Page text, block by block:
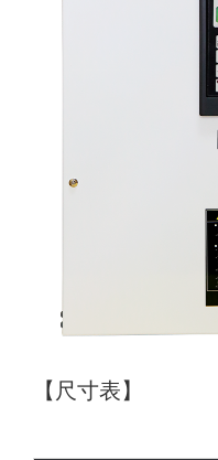
【尺寸表】
Unit